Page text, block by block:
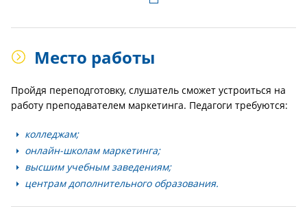
Место работы
Пройдя переподготовку, слушатель сможет устроиться на
работу преподавателем маркетинга. Педагоги требуются:
колледжам;
онлайн-школам маркетинга;
высшим учебным заведениям;
центрам дополнительного образования.